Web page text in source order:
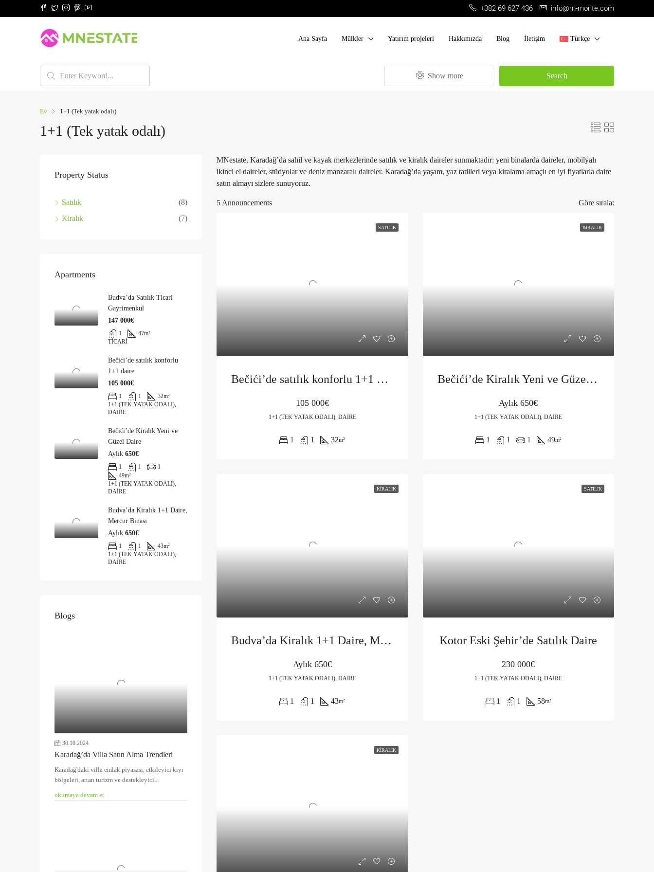
+382 69 627 436 info@m-monte.com
Ana Sayfa Mülkler Yatırım projeleri Hakkımızda Blog İletişim Türkçe
Show more Search
Ev 1+1 (Tek yatak odalı)
1+1 (Tek yatak odalı)
MNestate, Karadağ’da sahil ve kayak merkezlerinde satılık ve kiralık daireler sunmaktadır: yeni binalarda daireler, mobilyalı
ikinci el daireler, stüdyolar ve deniz manzaralı daireler. Karadağ’da yaşam, yaz tatilleri veya kiralama amaçlı en iyi fiyatlarla daire
satın almayı sizlere sunuyoruz.
5 Announcements Göre sırala:
SATILIK
Bečići’de satılık konforlu 1+1 daire
105 000€
1+1 (TEK YATAK ODALI), DAIRE
1 1 32m²
KIRALIK
Bečići’de Kiralık Yeni ve Güzel Daire
Aylık 650€
1+1 (TEK YATAK ODALI), DAIRE
1 1 1 49m²
KIRALIK
Budva’da Kiralık 1+1 Daire, Mercur Binası
Aylık650€
1+1 (TEK YATAK ODALI), DAIRE
1 1 43m²
SATILIK
Kotor Eski Şehir’de Satılık Daire
230 000€
1+1 (TEK YATAK ODALI), DAIRE
1 1 58m²
KIRALIK
Property Status
Satılık
(8)
Kiralık
(7)
Apartments
Budva’da Satılık Ticari
Gayrimenkul
147 000€
1 47m²
TICARI
Bečići’de satılık konforlu
1+1 daire
105 000€
1 1 32m²
1+1 (TEK YATAK ODALI),
DAIRE
Bečići’de Kiralık Yeni ve
Güzel Daire
Aylık 650€
1 1
1
49m²
1+1 (TEK YATAK ODALI),
DAIRE
Budva’da Kiralık 1+1 Daire,
Mercur Binası
Aylık 650€
1 1 43m²
1+1 (TEK YATAK ODALI),
DAIRE
Blogs
30.10.2024
Karadağ’da Villa Satın Alma Trendleri
Karadağ'daki villa emlak piyasası, etkileyici kıyı
bölgeleri, artan turizm ve destekleyici...
okumaya devam et